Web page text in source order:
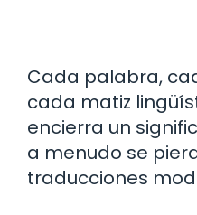
Cada palabra,
cada matiz
encierra un
a menudo se
traducciones